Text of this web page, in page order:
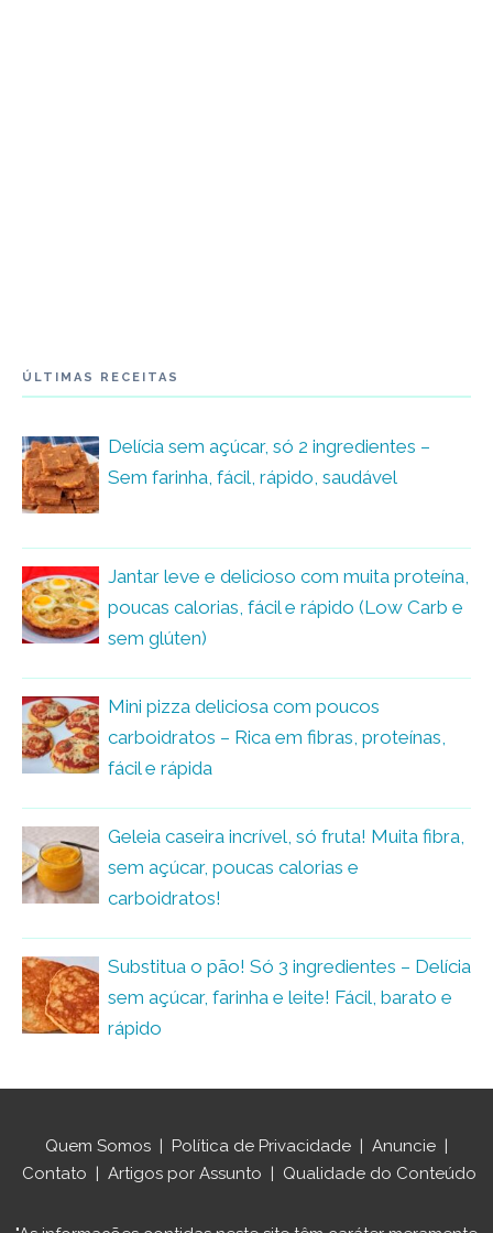
ÚLTIMAS RECEITAS
Delícia sem açúcar, só 2 ingredientes –
Sem farinha, fácil, rápido, saudável
Jantar leve e delicioso com muita proteína,
poucas calorias, fácil e rápido (Low Carb e
sem glúten)
Mini pizza deliciosa com poucos
carboidratos – Rica em fibras, proteínas,
fácil e rápida
Geleia caseira incrível, só fruta! Muita fibra,
sem açúcar, poucas calorias e
carboidratos!
Substitua o pão! Só 3 ingredientes – Delícia
sem açúcar, farinha e leite! Fácil, barato e
rápido
Quem Somos | Política de Privacidade | Anuncie |
Contato | Artigos por Assunto | Qualidade do Conteúdo